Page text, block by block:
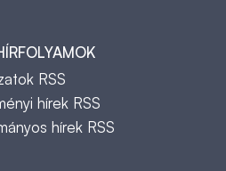
RSS
hírek RSS
hírek RSS